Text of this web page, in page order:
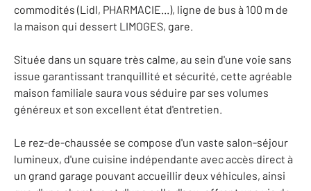
commodités (Lidl, PHARMACIE...), ligne de bus à 100 m de
la maison qui dessert LIMOGES, gare.
Située dans un square très calme, au sein d'une voie sans
issue garantissant tranquillité et sécurité, cette agréable
maison familiale saura vous séduire par ses volumes
généreux et son excellent état d'entretien.
Le rez-de-chaussée se compose d'un vaste salon-séjour
lumineux, d'une cuisine indépendante avec accès direct à
un grand garage pouvant accueillir deux véhicules, ainsi